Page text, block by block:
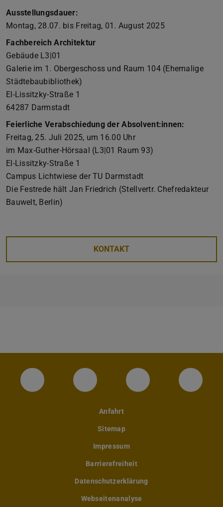
Ausstellungsdauer:
Montag, 28.07. bis Freitag, 01. August 2025
Fachbereich Architektur
Gebäude L3|01
Galerie im 1. Obergeschoss und Raum 104 (Ehemalige
Städtebaubibliothek)
El-Lissitzky-Straße 1
64287 Darmstadt
Feierliche Verabschiedung der Absolvent:innen:
Freitag, 25. Juli 2025, um 16.00 Uhr
im Max-Guther-Hörsaal (L3|01 Raum 93)
El-Lissitzky-Straße 1
Campus Lichtwiese der TU Darmstadt
Die Festrede hält Jan Friedrich (Stellvertr. Chefredakteur
Bauwelt, Berlin)
KONTAKT
Instagram-Seite des Fachbereichs
LinkedIn-Profil desFacebook-Seite
Anfahrt
Sitemap
Impressum
Barrierefreiheit
Datenschutzerklärung
Webseitenanalyse